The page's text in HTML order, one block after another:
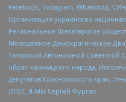
Facebook, Instagram, WhatsApp,
Организации украинских
Региональное Всетатарское
Молодежное Демократическое
Татарской Автономной Советской
ойрат-калмыцкого народа,
депутатов Красноярского края,
ЛГБТ, Я.МЫ Сергей Фургал